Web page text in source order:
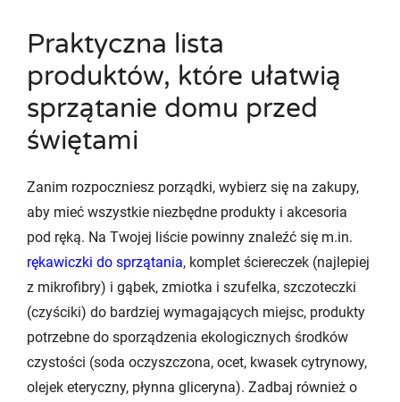
Praktyczna lista
produktów, które ułatwią
sprzątanie domu przed
świętami
Zanim rozpoczniesz porządki, wybierz się na zakupy,
aby mieć wszystkie niezbędne produkty i akcesoria
pod ręką. Na Twojej liście powinny znaleźć się m.in.
rękawiczki do sprzątania, komplet ściereczek (najlepiej
z mikrofibry) i gąbek, zmiotka i szufelka, szczoteczki
(czyściki) do bardziej wymagających miejsc, produkty
potrzebne do sporządzenia ekologicznych środków
czystości (soda oczyszczona, ocet, kwasek cytrynowy,
olejek eteryczny, płynna gliceryna). Zadbaj również o